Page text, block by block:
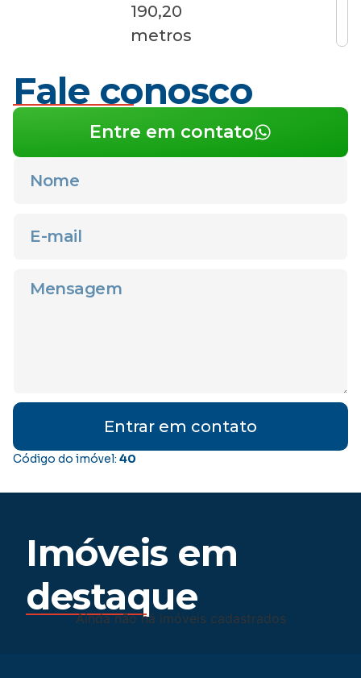
190,20
metros
Fale conosco
Entre em contato
Entrar em contato
Código do imóvel: 40
Imóveis em
destaque
Ainda não há imóveis cadastrados